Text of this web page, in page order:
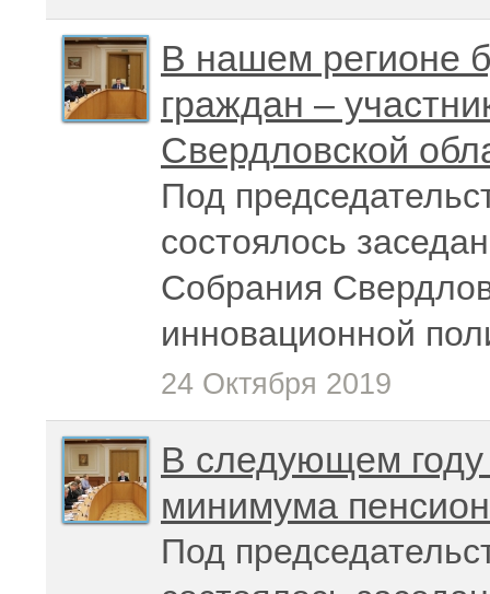
В нашем регионе
граждан –
Свердловской
Под
состоялось
Собрания
инновационной
24 Октября 2019
В следующем году
минимума
Под